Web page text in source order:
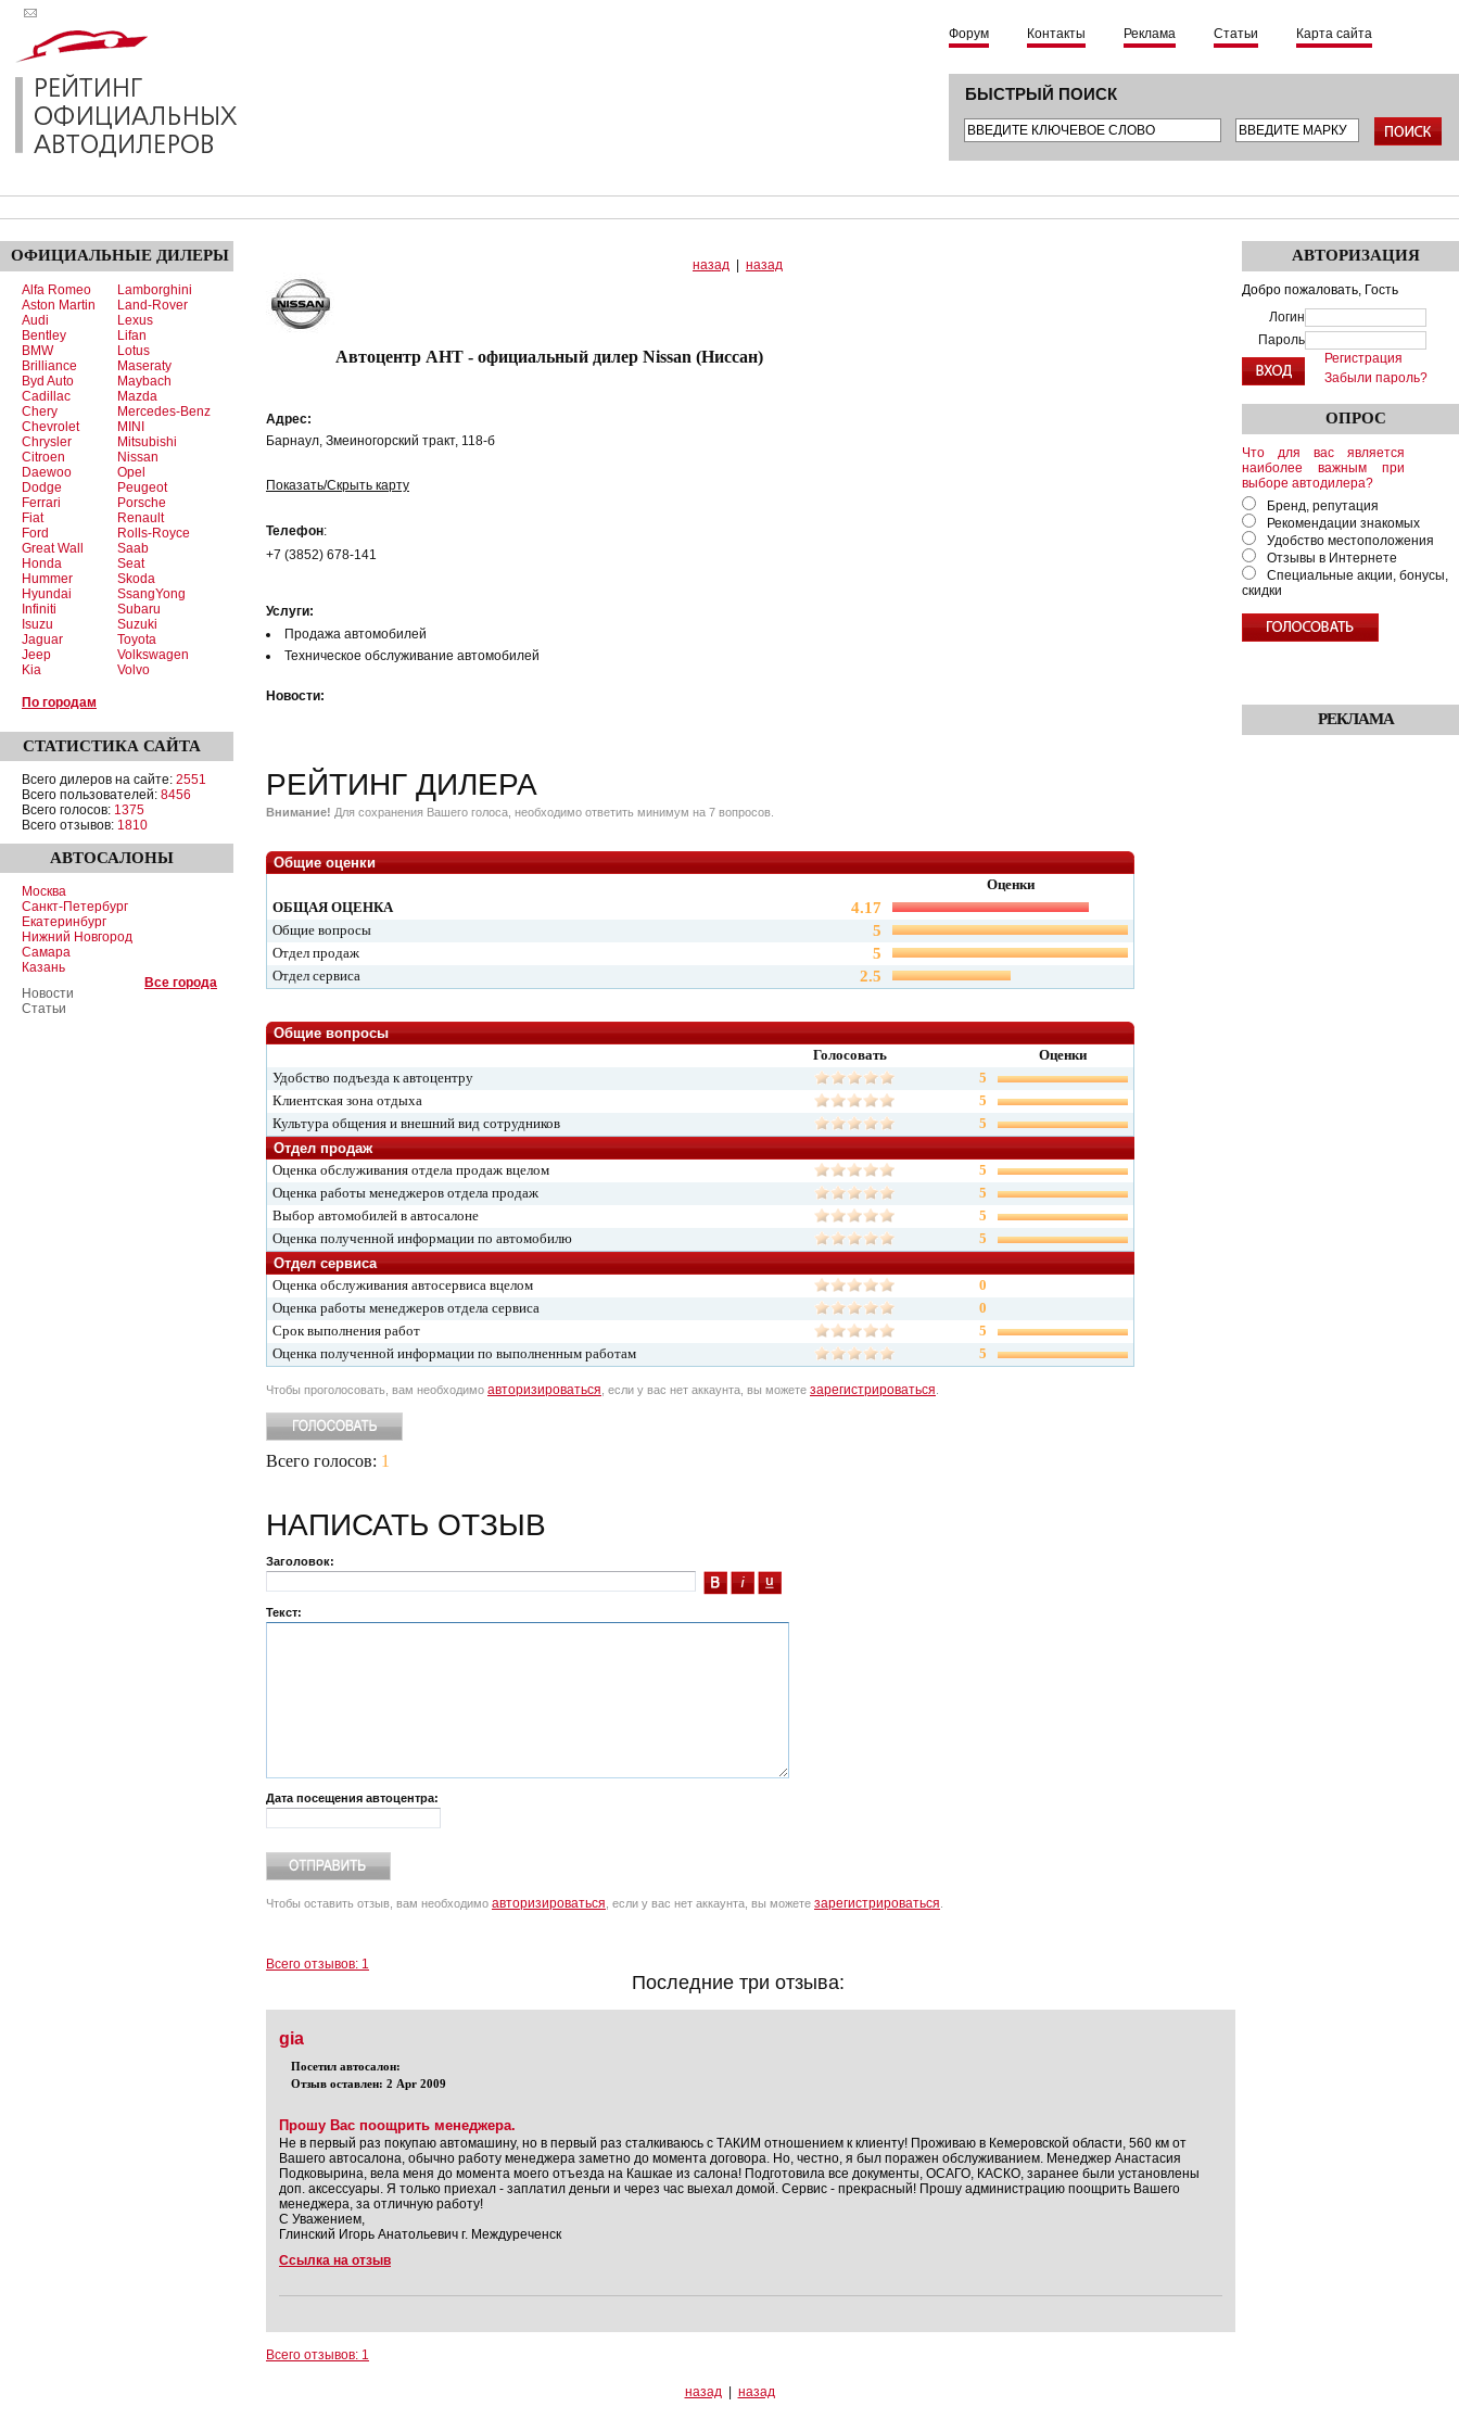
Форум Контакты Реклама Статьи Карта сайта
БЫСТРЫЙ ПОИСК
ОФИЦИАЛЬНЫЕ ДИЛЕРЫ
Alfa Romeo
Aston Martin
Audi
Bentley
BMW
Brilliance
Byd Auto
Cadillac
Chery
Chevrolet
Chrysler
Citroen
Daewoo
Dodge
Ferrari
Fiat
Ford
Great Wall
Honda
Hummer
Hyundai
Infiniti
Isuzu
Jaguar
Jeep
Kia
Lamborghini
Land-Rover
Lexus
Lifan
Lotus
Maseraty
Maybach
Mazda
Mercedes-Benz
MINI
Mitsubishi
Nissan
Opel
Peugeot
Porsche
Renault
Rolls-Royce
Saab
Seat
Skoda
SsangYong
Subaru
Suzuki
Toyota
Volkswagen
Volvo
По городам
СТАТИСТИКА САЙТА
Всего дилеров на сайте: 2551
Всего пользователей: 8456
Всего голосов: 1375
Всего отзывов: 1810
АВТОСАЛОНЫ
Москва
Санкт-Петербург
Екатеринбург
Нижний Новгород
Самара
Казань
Все города
Новости
Статьи
АВТОРИЗАЦИЯ
Добро пожаловать, Гость
Логин
Пароль
Регистрация
Забыли пароль?
ОПРОС
Что для вас является
наиболее важным при
выборе автодилера?
Бренд, репутация
Рекомендации знакомых
Удобство местоположения
Отзывы в Интернете
Специальные акции, бонусы,
скидки
РЕКЛАМА
назад назад
Автоцентр АНТ - официальный дилер Nissan (Ниссан)
Адрес:
Барнаул, Змеиногорский тракт, 118-б
Показать/Скрыть карту
Телефон:
+7 (3852) 678-141
Услуги:
Продажа автомобилей
Техническое обслуживание автомобилей
Новости:
РЕЙТИНГ ДИЛЕРА
Внимание! Для сохранения Вашего голоса, необходимо ответить минимум на 7 вопросов.
Общие оценки
Оценки
ОБЩАЯ ОЦЕНКА
4.17
Общие вопросы 5
Отдел продаж 5
Отдел сервиса 2.5
Общие вопросы
Голосовать
Оценки
Удобство подъезда к автоцентру
5
Клиентская зона отдыха
5
Культура общения и внешний вид сотрудников
5
Отдел продаж
Оценка обслуживания отдела продаж вцелом
5
Оценка работы менеджеров отдела продаж
5
Выбор автомобилей в автосалоне
5
Оценка полученной информации по автомобилю
5
Отдел сервиса
Оценка обслуживания автосервиса вцелом
0
Оценка работы менеджеров отдела сервиса
0
Срок выполнения работ
5
Оценка полученной информации по выполненным работам
5
Чтобы проголосовать, вам необходимо авторизироваться , если у вас нет аккаунта, вы можете зарегистрироваться
Всего голосов: 1
НАПИСАТЬ ОТЗЫВ
Заголовок:
Текст:
Дата посещения автоцентра:
Чтобы оставить отзыв, вам необходимо авторизироваться , если у вас нет аккаунта, вы можете зарегистрироваться
Всего отзывов: 1
Последние три отзыва:
gia
Посетил автосалон:
Отзыв оставлен: 2 Apr 2009
Прошу Вас поощрить менеджера.
Не в первый раз покупаю автомашину, но в первый раз сталкиваюсь с ТАКИМ отношением к клиенту! Проживаю в Кемеровской области, 560 км от
Вашего автосалона, обычно работу менеджера заметно до момента договора. Но, честно, я был поражен обслуживанием. Менеджер Анастасия
Подковырина, вела меня до момента моего отъезда на Кашкае из салона! Подготовила все документы, ОСАГО, КАСКО, заранее были установлены
доп. аксессуары. Я только приехал - заплатил деньги и через час выехал домой. Сервис - прекрасный! Прошу администрацию поощрить Вашего
менеджера, за отличную работу!
С Уважением,
Глинский Игорь Анатольевич г. Междуреченск
Ссылка на отзыв
Всего отзывов: 1
назад| назад